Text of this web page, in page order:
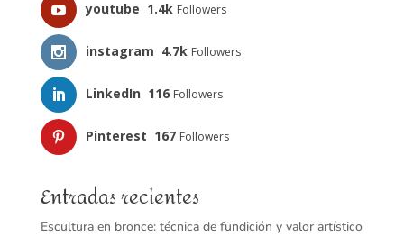
youtube 1.4k Followers
instagram 4.7k Followers
LinkedIn 116 Followers
Pinterest 167 Followers
Entradas recientes
Escultura en bronce: técnica de fundición y valor artístico